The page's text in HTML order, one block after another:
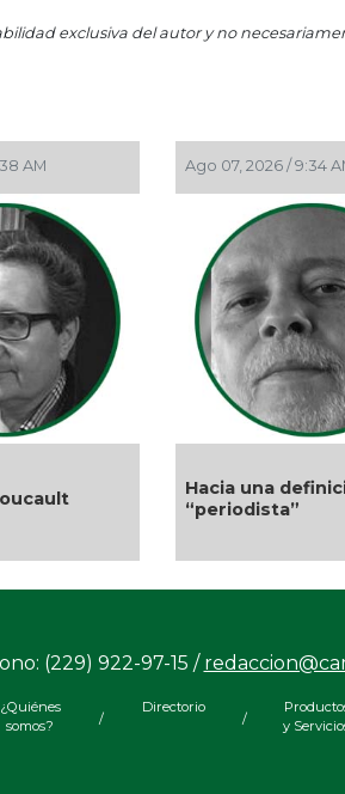
exclusiva del autor y no
AM Ago 07, 2026 / 9:34
Hacia una
“periodista”
(229) 922-97-15 /
¿Quiénes
somos?
/
Directorio
/
y